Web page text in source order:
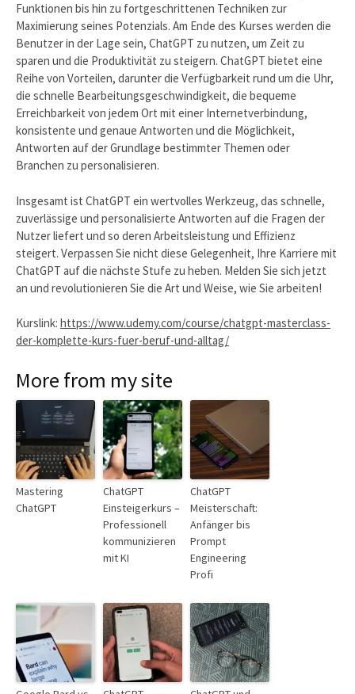
Funktionen bis hin zu fortgeschrittenen Techniken zur
Maximierung seines Potenzials. Am Ende des Kurses werden die
Benutzer in der Lage sein, ChatGPT zu nutzen, um Zeit zu
sparen und die Produktivität zu steigern. ChatGPT bietet eine
Reihe von Vorteilen, darunter die Verfügbarkeit rund um die Uhr,
die schnelle Bearbeitungsgeschwindigkeit, die bequeme
Erreichbarkeit von jedem Ort mit einer Internetverbindung,
konsistente und genaue Antworten und die Möglichkeit,
Antworten auf der Grundlage bestimmter Themen oder
Branchen zu personalisieren.
Insgesamt ist ChatGPT ein wertvolles Werkzeug, das schnelle,
zuverlässige und personalisierte Antworten auf die Fragen der
Nutzer liefert und so deren Arbeitsleistung und Effizienz
steigert. Verpassen Sie nicht diese Gelegenheit, Ihre Karriere mit
ChatGPT auf die nächste Stufe zu heben. Melden Sie sich jetzt
an und revolutionieren Sie die Art und Weise, wie Sie arbeiten!
Kurslink: https://www.udemy.com/course/chatgpt-masterclass-
der-komplette-kurs-fuer-beruf-und-alltag/
More from my site
Mastering
ChatGPT
ChatGPT
Einsteigerkurs –
Professionell
kommunizieren
mit KI
ChatGPT
Meisterschaft:
Anfänger bis
Prompt
Engineering
Profi